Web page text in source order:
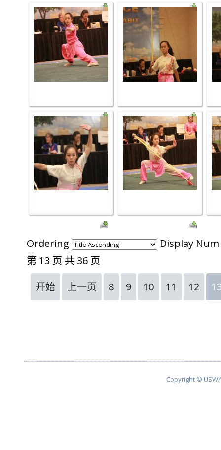
Ordering
Display Num
第 13 页 共 36 页
开始
上一页 8 9 10 11 12
Copyright ©